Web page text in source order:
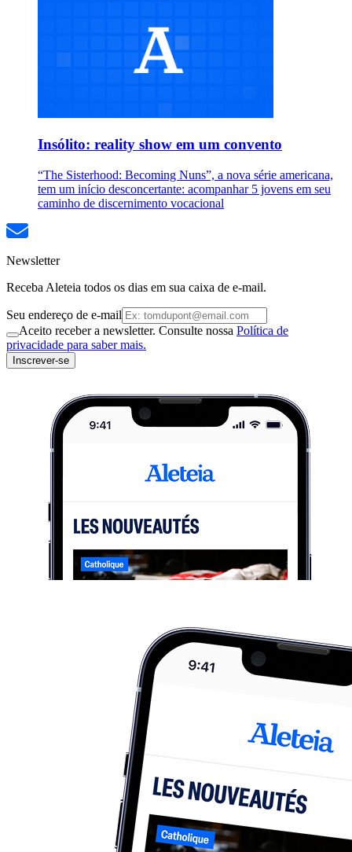
Insólito: reality show em um convento
“The Sisterhood: Becoming Nuns”, a nova série americana,
tem um início desconcertante: acompanhar 5 jovens em seu
caminho de discernimento vocacional
Newsletter
Receba Aleteia todos os dias em sua caixa de e-mail.
Seu endereço de e-mail
Aceito receber a newsletter. Consulte nossa Política de
privacidade para saber mais.
Inscrever-se